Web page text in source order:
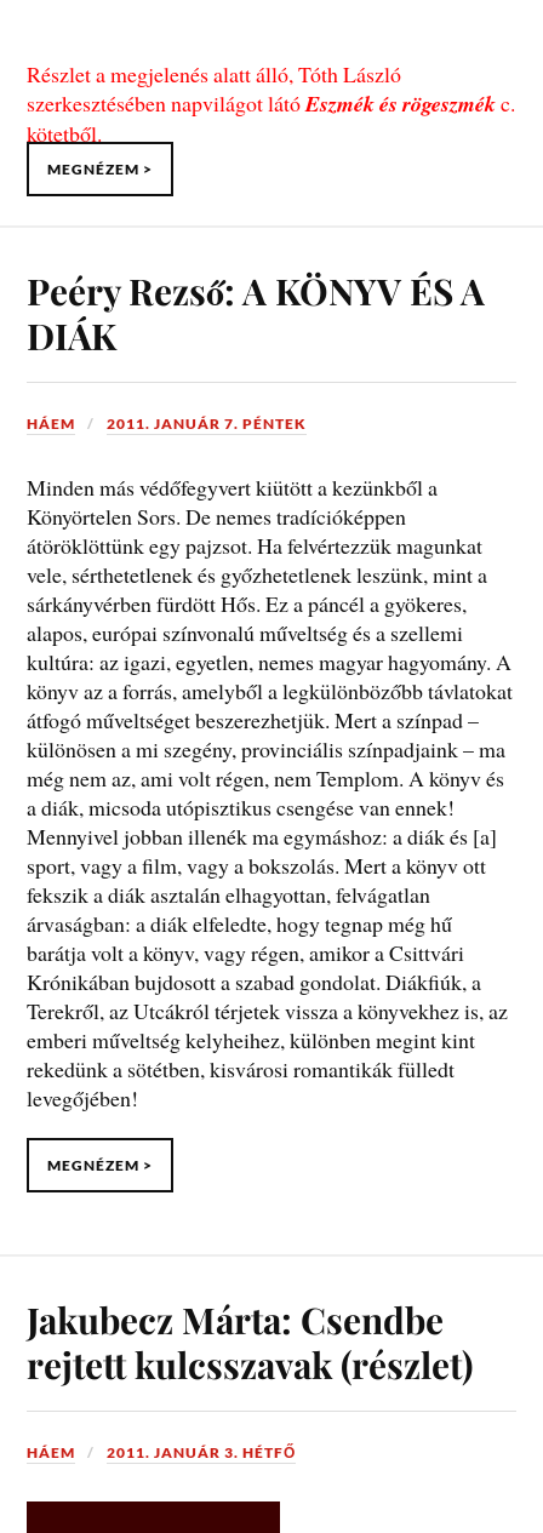
Részlet a megjelenés alatt álló, Tóth László
szerkesztésében napvilágot látóEszmék és rögeszmékc.
kötetből.
MEGNÉZEM >
Peéry Rezső: A KÖNYV ÉS A
DIÁK
HÁEM 2011. JANUÁR 7. PÉNTEK
Minden más védőfegyvert kiütött a kezünkből a
Könyörtelen Sors. De nemes tradícióképpen
átöröklöttünk egy pajzsot. Ha felvértezzük magunkat
vele, sérthetetlenek és győzhetetlenek leszünk, mint a
sárkányvérben fürdött Hős. Ez a páncél a gyökeres,
alapos, európai színvonalú műveltség és a szellemi
kultúra: az igazi, egyetlen, nemes magyar hagyomány. A
könyv az a forrás, amelyből a legkülönbözőbb távlatokat
átfogó műveltséget beszerezhetjük. Mert a színpad –
különösen a mi szegény, provinciális színpadjaink – ma
még nem az, ami volt régen, nem Templom. A könyv és
a diák, micsoda utópisztikus csengése van ennek!
Mennyivel jobban illenék ma egymáshoz: a diák és [a]
sport, vagy a film, vagy a bokszolás. Mert a könyv ott
fekszik a diák asztalán elhagyottan, felvágatlan
árvaságban: a diák elfeledte, hogy tegnap még hű
barátja volt a könyv, vagy régen, amikor a Csittvári
Krónikában bujdosott a szabad gondolat. Diákfiúk, a
Terekről, az Utcákról térjetek vissza a könyvekhez is, az
emberi műveltség kelyheihez, különben megint kint
rekedünk a sötétben, kisvárosi romantikák fülledt
levegőjében!
MEGNÉZEM >
Jakubecz Márta: Csendbe
rejtett kulcsszavak (részlet)
HÁEM 2011. JANUÁR 3. HÉTFŐ